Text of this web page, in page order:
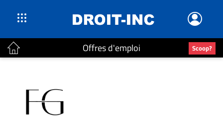
Offres d'emploi Scoop?
ACTUALITÉS
Continu